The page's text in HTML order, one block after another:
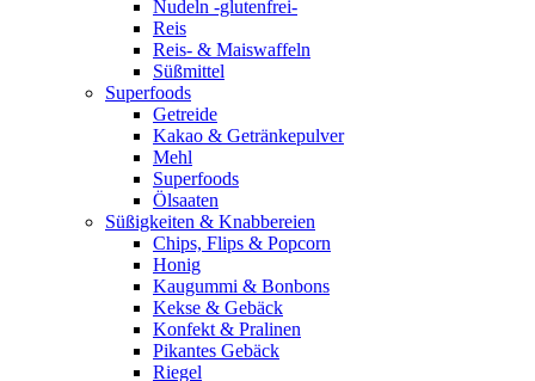
Nudeln -glutenfrei-
Reis
Reis- & Maiswaffeln
Süßmittel
Superfoods
Getreide
Kakao & Getränkepulver
Mehl
Superfoods
Ölsaaten
Süßigkeiten & Knabbereien
Chips, Flips & Popcorn
Honig
Kaugummi & Bonbons
Kekse & Gebäck
Konfekt & Pralinen
Pikantes Gebäck
Riegel